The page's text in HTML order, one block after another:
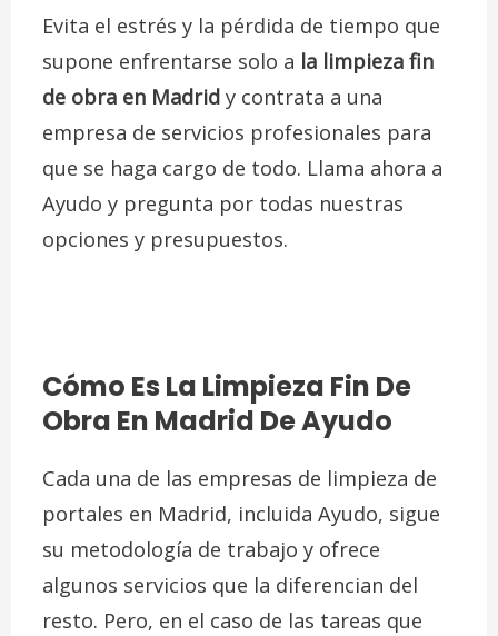
Evita el estrés y la pérdida de tiempo que
supone enfrentarse solo a la limpieza fin
de obra en Madrid y contrata a una
empresa de servicios profesionales para
que se haga cargo de todo. Llama ahora a
Ayudo y pregunta por todas nuestras
opciones y presupuestos.
Cómo Es La Limpieza Fin De
Obra En Madrid De Ayudo
Cada una de las empresas de limpieza de
portales en Madrid, incluida Ayudo, sigue
su metodología de trabajo y ofrece
algunos servicios que la diferencian del
resto. Pero, en el caso de las tareas que